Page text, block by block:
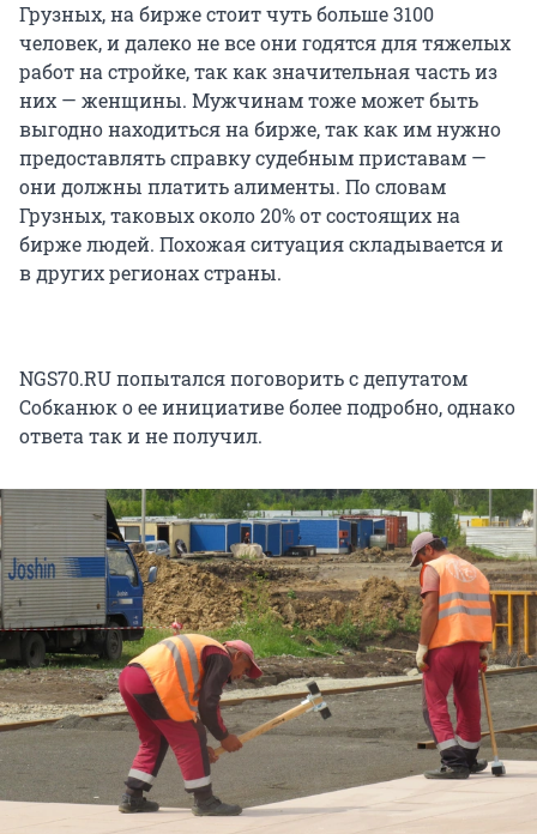
Грузных, на бирже стоит чуть больше 3100
человек, и далеко не все они годятся для тяжелых
работ на стройке, так как значительная часть из
них — женщины. Мужчинам тоже может быть
выгодно находиться на бирже, так как им нужно
предоставлять справку судебным приставам —
они должны платить алименты. По словам
Грузных, таковых около 20% от состоящих на
бирже людей. Похожая ситуация складывается и
в других регионах страны.
NGS70.RU попытался поговорить с депутатом
Собканюк о ее инициативе более подробно, однако
ответа так и не получил.